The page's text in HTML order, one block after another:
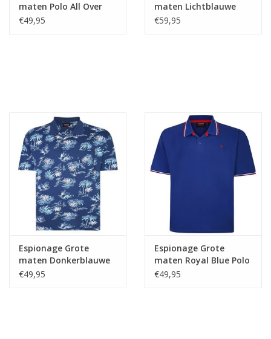
maten Polo All Over
Printed
€49,95
maten Lichtblauwe
Polo met Pineapple
€59,95
Espionage Grote
maten Donkerblauwe
Polo met Palm Print
€49,95
Espionage Grote
maten Royal Blue Polo
€49,95